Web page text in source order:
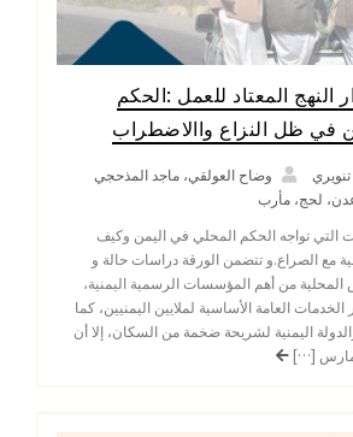
النهج المعتاد للعمل :الحكم
في ظل النزاع واالاضطراب
وضاح العولقي، ماجد المذحجي
، لحج، مأرب
التي تواجه الحكم المحلي في اليمن وكيف
مع الصراع.و تتضمن الورقة دراسات حالة و
المحلية من أهم المؤسسات الرسمية اليمنية،
العامة الأساسية لملايين اليمنيين، كما
اليمنية لشريحة ضخمة من السكان، إلا أن
مارس […]